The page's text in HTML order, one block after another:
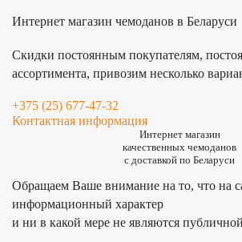
Интернет магазин чемоданов в Беларуси
Скидки постоянным покупателям,
ассортимента, привозим несколько
+375 (25) 677-47-32
Контактная информация
Интернет магазин
качественных чемоданов
с доставкой по Беларуси
Обращаем Ваше внимание на то, что на
информационный характер
и ни в какой мере не являются